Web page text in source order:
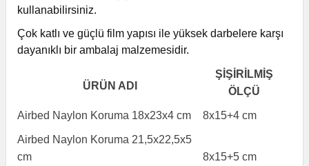
kullanabilirsiniz.
Çok katlı ve güçlü film yapısı ile yüksek darbelere karşı
dayanıklı bir ambalaj malzemesidir.
ÜRÜN ADI
ŞİŞİRİLMİŞ
ÖLÇÜ
Airbed Naylon Koruma 18x23x4 cm 8x15+4 cm
Airbed Naylon Koruma 21,5x22,5x5
cm
8x15+5 cm